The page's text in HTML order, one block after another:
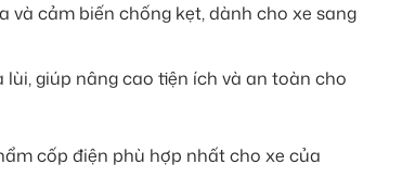
cảm biến chống kẹt, dành cho xe sang
giúp nâng cao tiện ích và an toàn cho
cốp điện phù hợp nhất cho xe của